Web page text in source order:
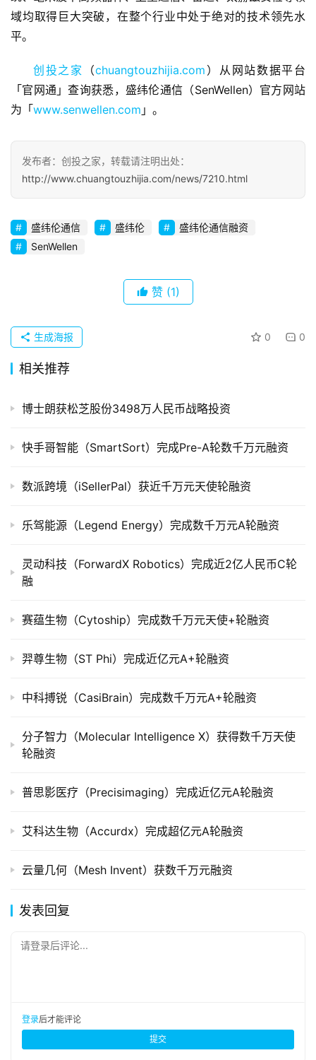
资
报
商
业
察
初
创
业
并
购
组
公
上
数
据
创
学
登录
投稿
域均取得巨大突破，在整个行业中处于绝对的技术领先水
平。
创投之家 （chuangtouzhijia.com ）从网站数据平台
「官网通」查询获悉，盛纬伦通信（SenWellen）官方网站
为「www.senwellen.com 」。
发布者：创投之家，转载请注明出处：
http://www.chuangtouzhijia.com/news/7210.html
盛纬伦通信 盛纬伦
盛纬伦通信融资
SenWellen
赞 (1)
0 0
生成海报
相关推荐
博士朗获松芝股份3498万人民币战略投资
快手哥智能（SmartSort）完成Pre-A轮数千万元融资
数派跨境（iSellerPal）获近千万元天使轮融资
乐驾能源（Legend Energy）完成数千万元A轮融资
灵动科技（ForwardX Robotics）完成近2亿人民币C轮
融
赛蕴生物（Cytoship）完成数千万元天使+轮融资
羿尊生物（ST Phi）完成近亿元A+轮融资
中科搏锐（CasiBrain）完成数千万元A+轮融资
分子智力（Molecular Intelligence X）获得数千万天使
轮融资
普思影医疗（Precisimaging）完成近亿元A轮融资
艾科达生物（Accurdx）完成超亿元A轮融资
云量几何（Mesh Invent）获数千万元融资
发表回复
请登录后评论...
登录后才能评论
提交